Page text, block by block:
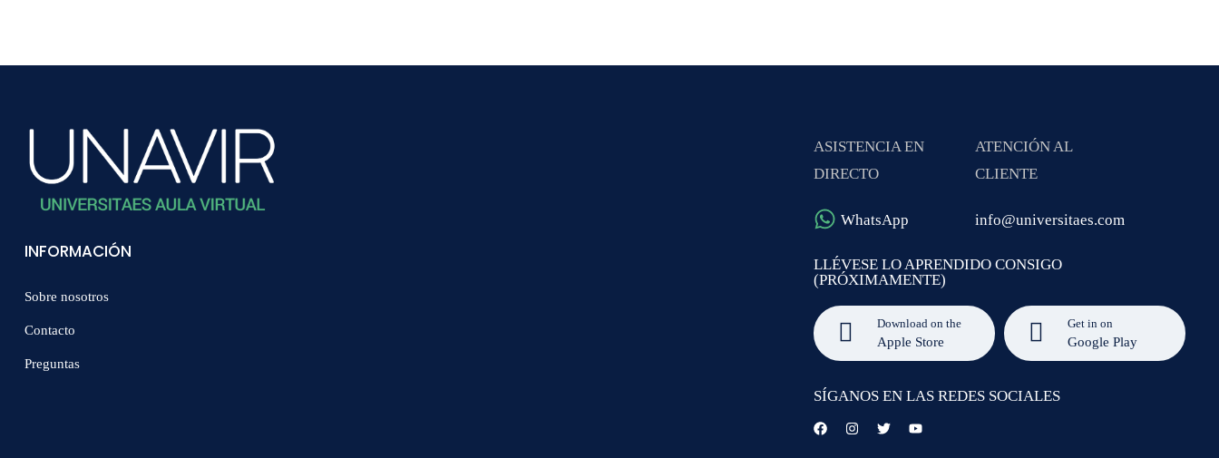
INFORMACIÓN
Sobre nosotros
Contacto
Preguntas
ASISTENCIA EN
DIRECTO
WhatsApp
ATENCIÓN AL
CLIENTE
info@universitaes.com
LLÉVESE LO APRENDIDO CONSIGO
(PRÓXIMAMENTE)
Download on the
Apple Store
Get in on
Google Play
SÍGANOS EN LAS REDES SOCIALES